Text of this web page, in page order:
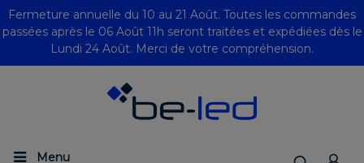
Fermeture annuelle du 10 au 21 Août. Toutes les commandes
passées après le 06 Août 11h seront traitées et expédiées dès le
Lundi 24 Août. Merci de votre compréhension.
Menu